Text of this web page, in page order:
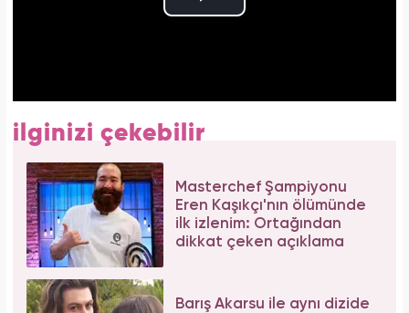
ilginizi çekebilir
Masterchef Şampiyonu
Eren Kaşıkçı'nın ölümünde
ilk izlenim: Ortağından
dikkat çeken açıklama
Barış Akarsu ile aynı dizide